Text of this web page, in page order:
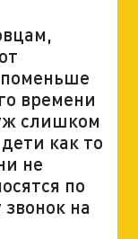
времени
слишком
как то
не
по
звонок на